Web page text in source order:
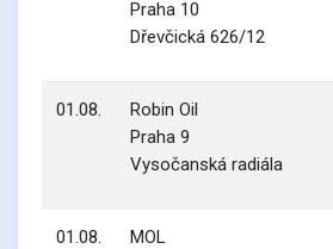
Praha 10
Dřevčická 626/12
01.08.
Robin Oil
Praha 9
Vysočanská radiála
01.08.
MOL